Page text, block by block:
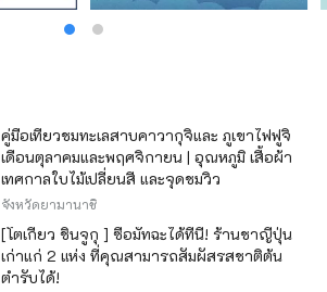
คู่มือเที่ยวชมทะเลสาบคาวากุจิและ ภูเขาไฟฟูจิ
เดือนตุลาคมและพฤศจิกายน | อุณหภูมิ เสื้อผ้า
เทศกาลใบไม้เปลี่ยนสี และจุดชมวิว
จังหวัดยามานาชิ
[โตเกียว ชินจูกุ ] ซื้อมัทฉะได้ที่นี่! ร้านชาญี่ปุ่น
เก่าแก่ 2 แห่ง ที่คุณสามารถสัมผัสรสชาติต้น
ตำรับได้!